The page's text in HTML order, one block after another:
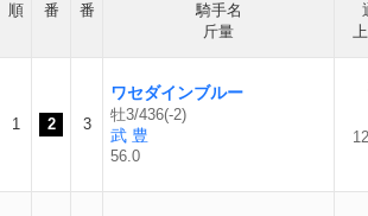
順
番
番
騎手名
斤量
1 2 3
ワセダインブルー
牡3/436(-2)
武 豊
56.0